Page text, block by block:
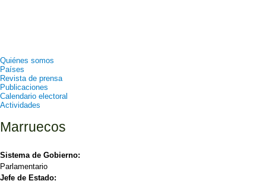
Quiénes somos
Países
Revista de prensa
Publicaciones
Calendario electoral
Actividades
Marruecos
Sistema de Gobierno:
Parlamentario
Jefe de Estado: